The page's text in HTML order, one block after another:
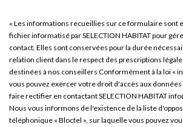
« Les informations recueillies sur ce formulaire sont
fichier informatisé par SELECTION HABITAT pour
contact. Elles sont conservées pour la durée
relation client dans le respect des prescriptions
destinées à nos conseillers Conformément à la loi «
vous pouvez exercer votre droit d'accès aux
faire rectifier en contactant SELECTION HABITAT
Nous vous informons de l'existence de la liste
téléphonique « Bloctel », sur laquelle vous pouvez